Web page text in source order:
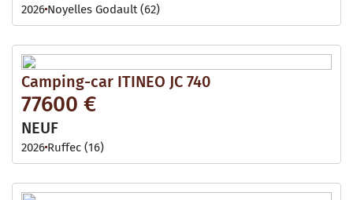
2026 Noyelles Godault (62)
Camping-car ITINEO JC 740
77600 €
NEUF
2026 Ruffec (16)